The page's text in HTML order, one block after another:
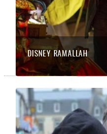
DISNEY RAMALLAH